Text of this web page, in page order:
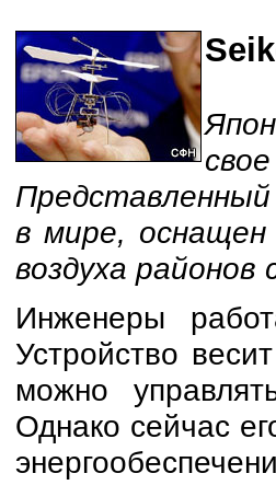
в мире, оснащен
воздуха
Инженеры
Устройство
можно
Однако сейчас